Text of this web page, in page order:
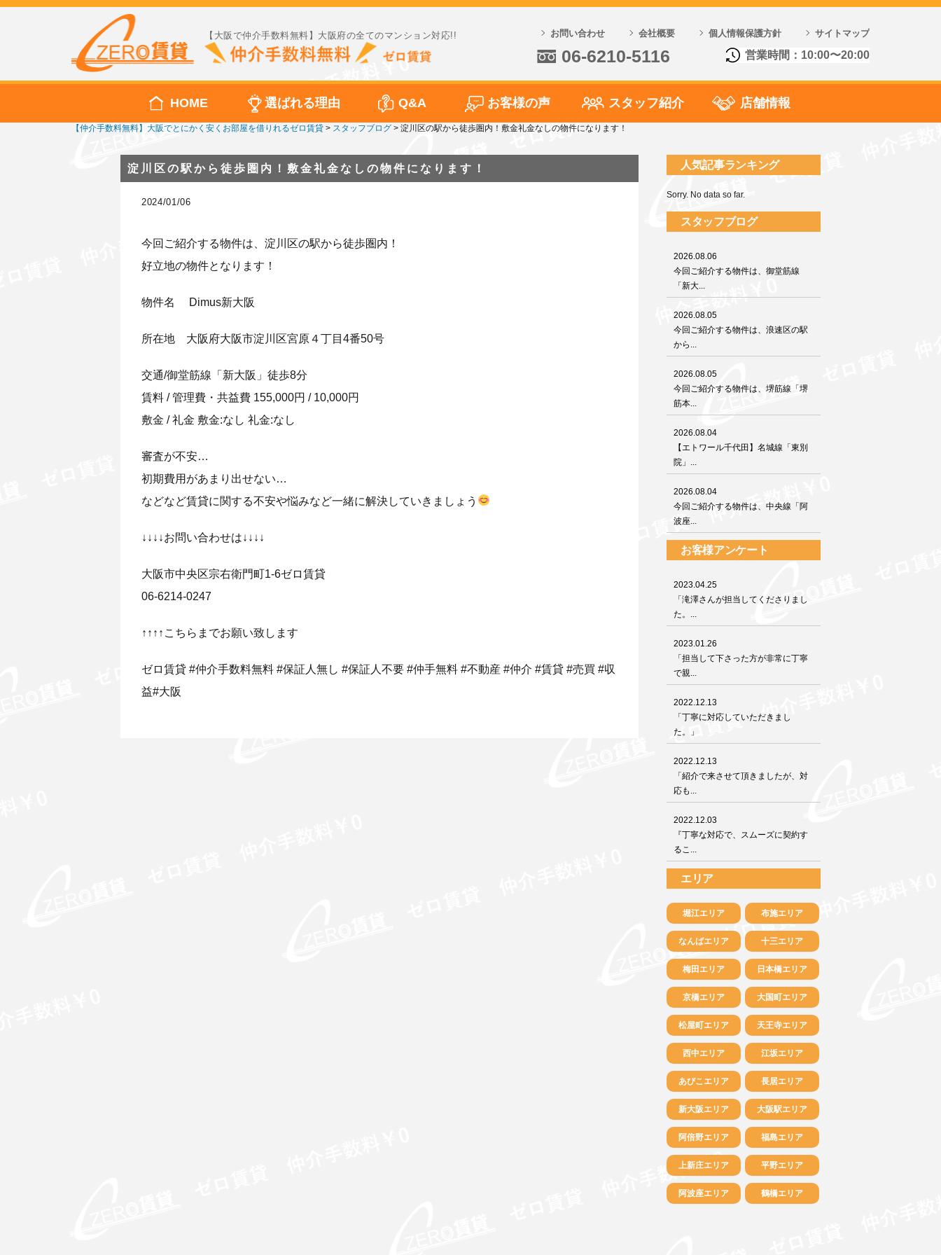
【大阪で仲介手数料無料】大阪府の全てのマンション対応!! お問い合わせ 会社概要 個人情報保護方針 サイトマップ
06-6210-5116 営業時間：10:00〜20:00
HOME 選ばれる理由 Q&A お客様の声 スタッフ紹介 店舗情報
【仲介手数料無料】大阪でとにかく安くお部屋を借りれるゼロ賃貸 > スタッフブログ > 淀川区の駅から徒歩圏内！敷金礼金なしの物件になります！
淀川区の駅から徒歩圏内！敷金礼金なしの物件になります！
2024/01/06
今回ご紹介する物件は、淀川区の駅から徒歩圏内！
好立地の物件となります！
物件名 Dimus新大阪
所在地 大阪府大阪市淀川区宮原４丁目4番50号
交通/御堂筋線「新大阪」徒歩8分
賃料 / 管理費・共益費 155,000円 / 10,000円
敷金 / 礼金 敷金:なし 礼金:なし
審査が不安…
初期費用があまり出せない…
などなど賃貸に関する不安や悩みなど一緒に解決していきましょう
↓↓↓↓お問い合わせは↓↓↓↓
大阪市中央区宗右衛門町1-6ゼロ賃貸
06-6214-0247
↑↑↑↑こちらまでお願い致します
ゼロ賃貸 #仲介手数料無料 #保証人無し #保証人不要 #仲手無料 #不動産 #仲介 #賃貸 #売買 #収
益#大阪
人気記事ランキング
Sorry. No data so far.
スタッフブログ
2026.08.06
今回ご紹介する物件は、御堂筋線
「新大...
2026.08.05
今回ご紹介する物件は、浪速区の駅
から...
2026.08.05
今回ご紹介する物件は、堺筋線「堺
筋本...
2026.08.04
【エトワール千代田】名城線「東別
院」...
2026.08.04
今回ご紹介する物件は、中央線「阿
波座...
お客様アンケート
2023.04.25
「滝澤さんが担当してくださりまし
た。...
2023.01.26
「担当して下さった方が非常に丁寧
で親...
2022.12.13
「丁寧に対応していただきまし
た。」
2022.12.13
「紹介で来させて頂きましたが、対
応も...
2022.12.03
『丁寧な対応で、スムーズに契約す
るこ...
エリア
堀江エリア 布施エリア
なんばエリア 十三エリア
梅田エリア 日本橋エリア
京橋エリア 大国町エリア
松屋町エリア 天王寺エリア
西中エリア 江坂エリア
あびこエリア 長居エリア
新大阪エリア 大阪駅エリア
阿倍野エリア 福島エリア
上新庄エリア 平野エリア
阿波座エリア 鶴橋エリア